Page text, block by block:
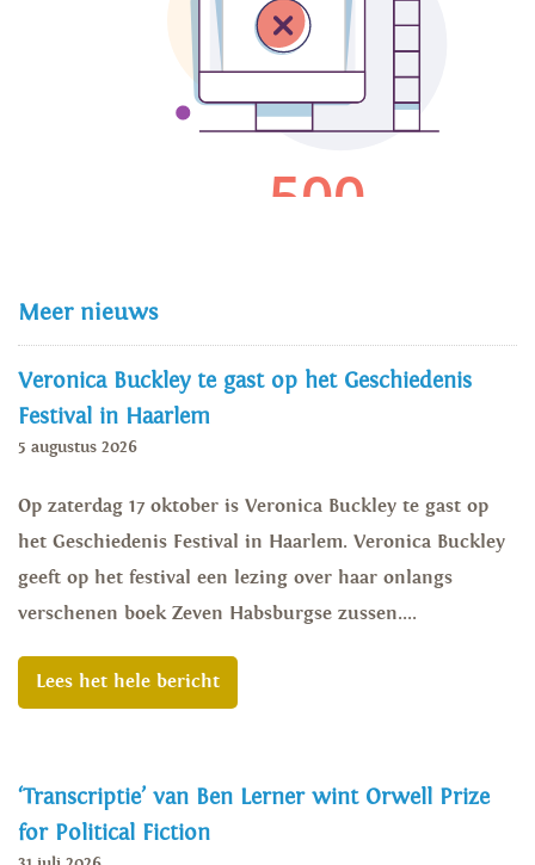
Meer nieuws
Veronica Buckley te gast op het Geschiedenis
Festival in Haarlem
5 augustus 2026
Op zaterdag 17 oktober is Veronica Buckley te gast op
het Geschiedenis Festival in Haarlem. Veronica Buckley
geeft op het festival een lezing over haar onlangs
verschenen boek Zeven Habsburgse zussen....
Lees het hele bericht
‘Transcriptie’ van Ben Lerner wint Orwell Prize
for Political Fiction